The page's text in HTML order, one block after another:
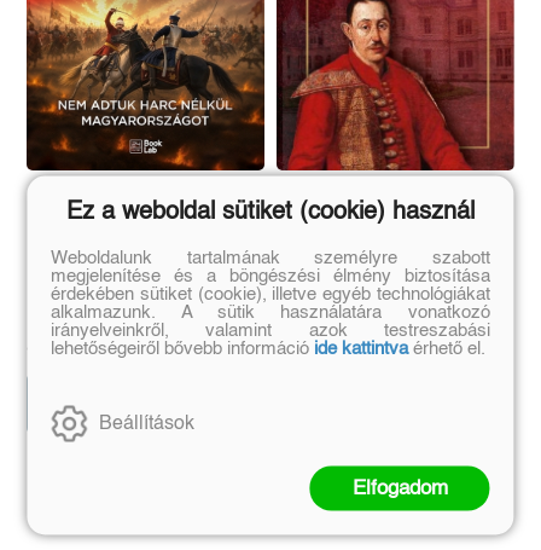
Mohács
Nem adtuk harc nélkül
Magyarországot
Bihari Dániel
Eredeti ár:
8 990 Ft
Kötött ár:
8 091 Ft
Előrendelem
A Nádasdy gróf -
Nádasdy család
Nádasd-ladány
elsőszülöttségi könyvtárának
története és ismertetése
Horváth József
Eredeti ár:
4 300 Ft
Kötött ár:
3 870 Ft
Szerző további művei
Ez a weboldal sütiket (cookie) használ
Weboldalunk tartalmának személyre szabott
megjelenítése és a böngészési élmény biztosítása
érdekében sütiket (cookie), illetve egyéb technológiákat
alkalmazunk. A sütik használatára vonatkozó
irányelveinkről, valamint azok testreszabási
lehetőségeiről bővebb információ ide kattintvaérhető el.
Beállítások
Elfogadom